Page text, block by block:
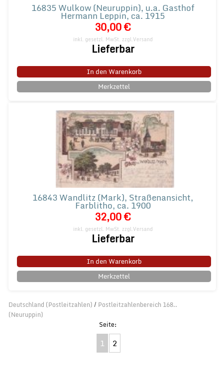
16835 Wulkow (Neuruppin), u.a. Gasthof
Hermann Leppin, ca. 1915
30,00 €
inkl. gesetzl. MwSt. zzgl.Versand
Lieferbar
In den Warenkorb
Merkzettel
16843 Wandlitz (Mark), Straßenansicht,
Farblitho, ca. 1900
32,00 €
inkl. gesetzl. MwSt. zzgl.Versand
Lieferbar
In den Warenkorb
Merkzettel
Deutschland (Postleitzahlen) / Postleitzahlenbereich 168..
(Neuruppin)
1 2